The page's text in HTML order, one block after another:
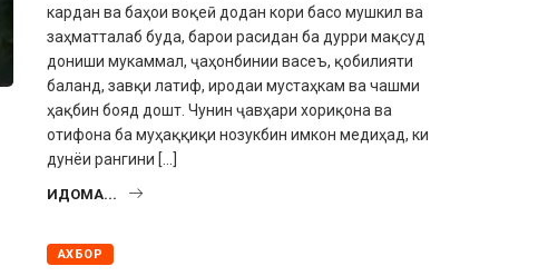
кардан ва баҳои воқеӣ додан кори басо мушкил ва
заҳматталаб буда, барои расидан ба дурри мақсуд
дониши мукаммал, ҷаҳонбинии ва­сеъ, қобилияти
баланд, завқи латиф, иродаи мустаҳкам ва чашми
ҳақбин бояд дошт. Чунин ҷавҳари хориқона ва
отифона ба муҳаққиқи нозукбин имкон медиҳад, ки
дунёи рангини […]
ИДОМА...
АХБОР